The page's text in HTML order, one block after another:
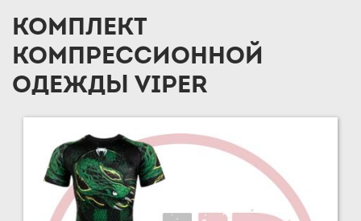
КОМПЛЕКТ
КОМПРЕССИОННОЙ
ОДЕЖДЫ VIPER